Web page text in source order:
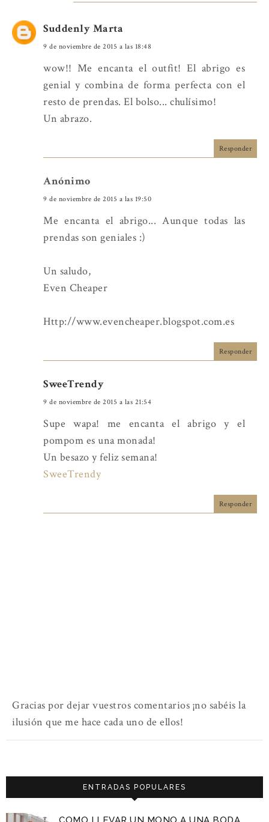
Suddenly Marta
9 de noviembre de 2015 a las 18:48
wow!! Me encanta el outfit! El abrigo es
genial y combina de forma perfecta con el
resto de prendas. El bolso... chulísimo!
Un abrazo.
Responder
Anónimo
9 de noviembre de 2015 a las 19:50
Me encanta el abrigo... Aunque todas las
prendas son geniales :)
Un saludo,
Even Cheaper
Http://www.evencheaper.blogspot.com.es
Responder
SweeTrendy
9 de noviembre de 2015 a las 21:54
Supe wapa! me encanta el abrigo y el
pompom es una monada!
Un besazo y feliz semana!
SweeTrendy
Responder
Gracias por dejar vuestros comentarios ¡no sabéis la
ilusión que me hace cada uno de ellos!
ENTRADAS POPULARES